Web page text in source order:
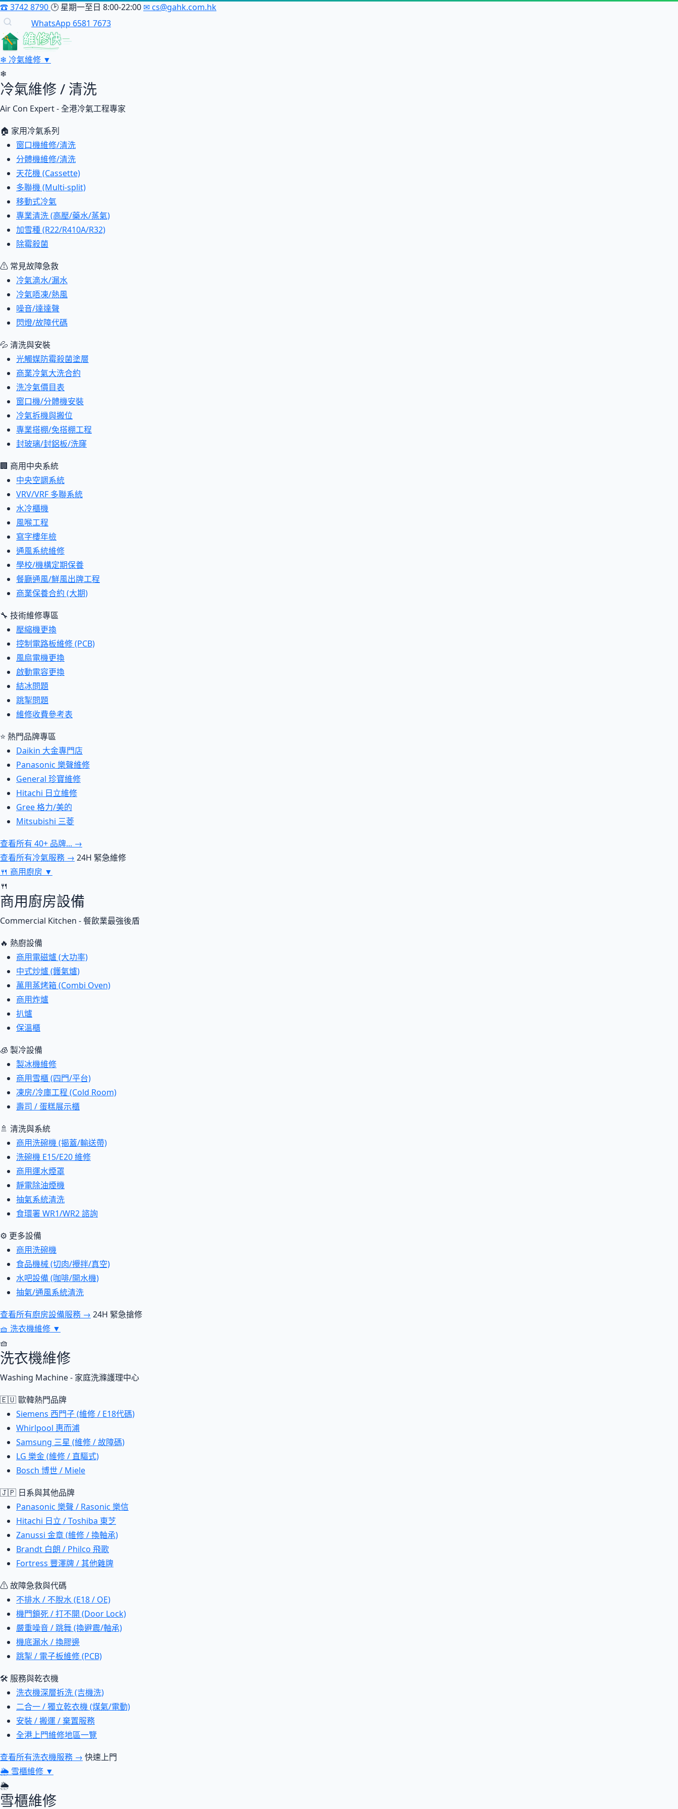
☎3742 8790 🕑 星期一至日 8:00-22:00 ✉cs@gahk.com.hk
WhatsApp 6581 7673
維修快
❄ 冷氣維修 ▼
❄
冷氣維修 / 清洗
Air Con Expert - 全港冷氣工程專家
🏠 家用冷氣系列
窗口機維修/清洗
分體機維修/清洗
天花機 (Cassette)
多聯機 (Multi-split)
移動式冷氣
專業清洗 (高壓/藥水/蒸氣)
加雪種 (R22/R410A/R32)
除霉殺菌
⚠ 常見故障急救
冷氣滴水/漏水
冷氣唔凍/熱風
噪音/達達聲
閃燈/故障代碼
💦 清洗與安裝
光觸媒防霉殺菌塗層
商業冷氣大洗合約
洗冷氣價目表
窗口機/分體機安裝
冷氣拆機與搬位
專業搭棚/免搭棚工程
封玻璃/封鋁板/洗窿
🏢 商用中央系統
中央空調系統
VRV/VRF 多聯系統
水冷櫃機
風喉工程
寫字樓年檢
通風系統維修
學校/機構定期保養
餐廳通風/鮮風出牌工程
商業保養合約 (大期)
🔧 技術維修專區
壓縮機更換
控制電路板維修 (PCB)
風扇電機更換
啟動電容更換
結冰問題
跳掣問題
維修收費參考表
⭐ 熱門品牌專區
Daikin 大金專門店
Panasonic 樂聲維修
General 珍寶維修
Hitachi 日立維修
Gree 格力/美的
Mitsubishi 三菱
查看所有 40+ 品牌... →
查看所有冷氣服務 → 24H 緊急維修
🍴 商用廚房 ▼
🍴
商用廚房設備
Commercial Kitchen - 餐飲業最強後盾
🔥 熱廚設備
商用電磁爐 (大功率)
中式炒爐 (鑊氣爐)
萬用蒸烤箱 (Combi Oven)
商用炸爐
扒爐
保溫櫃
🧊 製冷設備
製冰機維修
商用雪櫃 (四門/平台)
凍房/冷庫工程 (Cold Room)
壽司 / 蛋糕展示櫃
🚿 清洗與系統
商用洗碗機 (揭蓋/輸送帶)
洗碗機 E15/E20 維修
商用運水煙罩
靜電除油煙機
抽氣系統清洗
食環署 WR1/WR2 諮詢
⚙ 更多設備
商用洗碗機
食品機械 (切肉/攪拌/真空)
水吧設備 (咖啡/開水機)
抽氣/通風系統清洗
查看所有廚房設備服務 → 24H 緊急搶修
🧺 洗衣機維修 ▼
🧺
洗衣機維修
Washing Machine - 家庭洗滌護理中心
🇪🇺 歐韓熱門品牌
Siemens 西門子 (維修 / E18代碼)
Whirlpool 惠而浦
Samsung 三星 (維修 / 故障碼)
LG 樂金 (維修 / 直驅式)
Bosch 博世 / Miele
🇯🇵 日系與其他品牌
Panasonic 樂聲 / Rasonic 樂信
Hitachi 日立 / Toshiba 東芝
Zanussi 金章 (維修 / 換軸承)
Brandt 白朗 / Philco 飛歌
Fortress 豐澤牌 / 其他雜牌
⚠ 故障急救與代碼
不排水 / 不脫水 (E18 / OE)
機門鎖死 / 打不開 (Door Lock)
嚴重噪音 / 跳舞 (換避震/軸承)
機底漏水 / 換膠邊
跳掣 / 電子板維修 (PCB)
🛠 服務與乾衣機
洗衣機深層拆洗 (吉機洗)
二合一 / 獨立乾衣機 (煤氣/電動)
安裝 / 搬運 / 棄置服務
全港上門維修地區一覽
查看所有洗衣機服務 → 快速上門
🌦 雪櫃維修 ▼
🌦
雪櫃維修